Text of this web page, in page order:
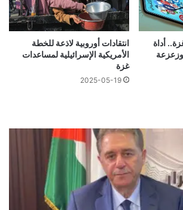
أداة
وزعزعة
انتقادات أوروبية لاذعة للخطة
الأمريكية الإسرائيلية لمساعدات
غزة
2025-05-19